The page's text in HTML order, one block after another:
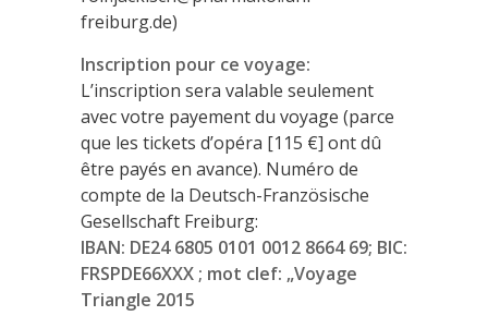
freiburg.de)
Inscription pour ce voyage:
L’inscription sera valable seulement
avec votre payement du voyage (parce
que les tickets d’opéra [115 €] ont dû
être payés en avance). Numéro de
compte de la Deutsch-Französische
Gesellschaft Freiburg:
IBAN: DE24 6805 0101 0012 8664 69; BIC:
FRSPDE66XXX ; mot clef: „Voyage
Triangle 2015